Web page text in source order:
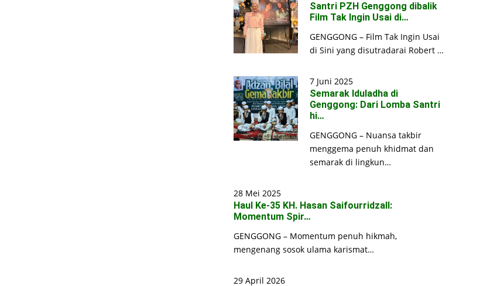
Santri PZH Genggong dibalik
Film Tak Ingin Usai di…
GENGGONG – Film Tak Ingin Usai
di Sini yang disutradarai Robert …
7 Juni 2025
Semarak Iduladha di
Genggong: Dari Lomba Santri
hi…
GENGGONG – Nuansa takbir
menggema penuh khidmat dan
semarak di lingkun…
28 Mei 2025
Haul Ke-35 KH. Hasan Saifourridzall:
Momentum Spir…
GENGGONG – Momentum penuh hikmah,
mengenang sosok ulama karismat…
29 April 2026